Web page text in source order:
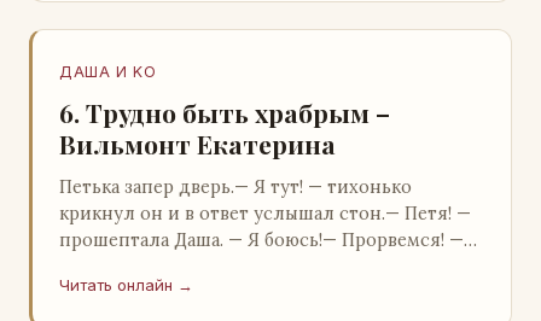
ДАША И KO
6. Трудно быть храбрым –
Вильмонт Екатерина
Петька запер дверь.— Я тут! — тихонько
крикнул он и в ответ услышал стон.— Петя! —
прошептала Даша. — Я боюсь!— Прорвемся! —
…
Читать онлайн →